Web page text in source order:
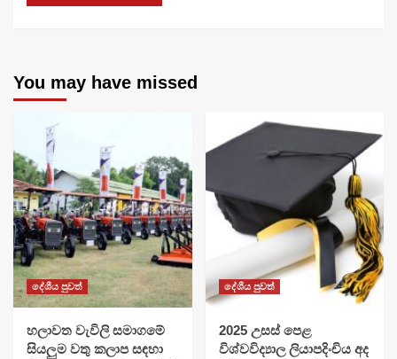
You may have missed
දේශීය පුවත්
හලාවත වැවිලි සමාගමේ
සියලුම වතු කලාප සඳහා
දේශීය පුවත්
​2025 උසස් පෙළ
විශ්වවිද්‍යාල ලියාපදිංචිය අද